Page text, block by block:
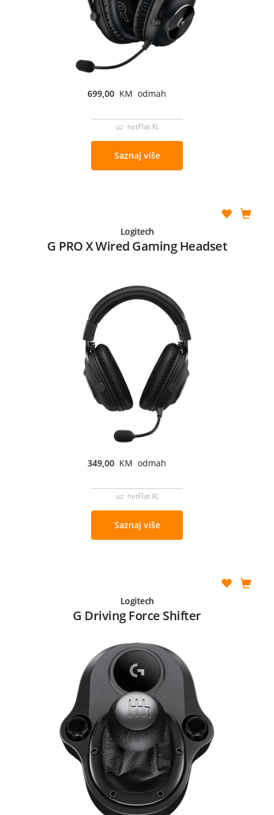
699,00 KM odmah
uz netFlat XL
Saznaj više
Logitech
G PRO X Wired Gaming Headset
349,00 KM odmah
uz netFlat XL
Saznaj više
Logitech
G Driving Force Shifter